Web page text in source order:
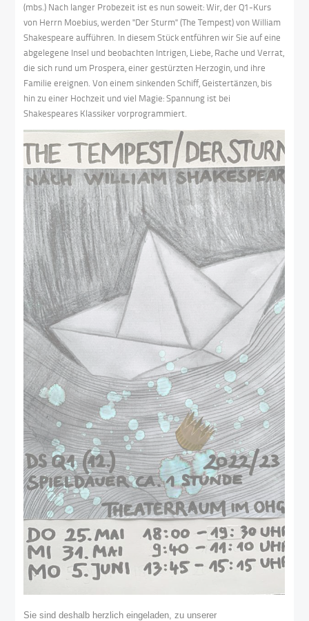
(mbs.) Nach langer Probezeit ist es nun soweit: Wir, der Q1-Kurs
von Herrn Moebius, werden "Der Sturm" (The Tempest) von William
Shakespeare aufführen. In diesem Stück entführen wir Sie auf eine
abgelegene Insel und beobachten Intrigen, Liebe, Rache und Verrat,
die sich rund um Prospera, einer gestürzten Herzogin, und ihre
Familie ereignen. Von einem sinkenden Schiff, Geistertänzen, bis
hin zu einer Hochzeit und viel Magie: Spannung ist bei
Shakespeares Klassiker vorprogrammiert.
Sie sind deshalb herzlich eingeladen, zu unserer